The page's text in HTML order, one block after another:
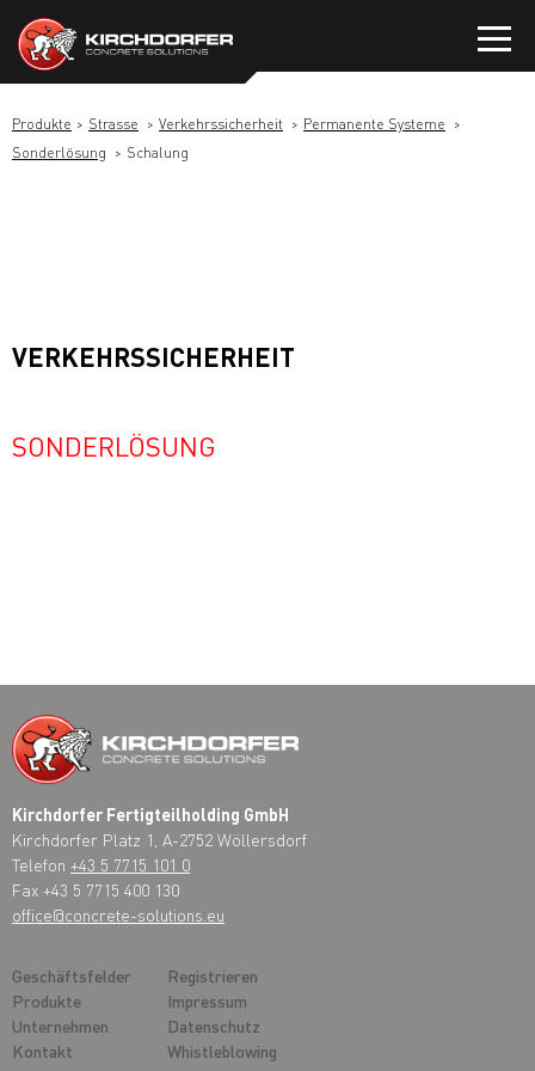
Inhalt
springen
Produkte Strasse Verkehrssicherheit
Permanente Systeme
Sonderlösung
Schalung
VERKEHRSSICHERHEIT
SONDERLÖSUNG
Kirchdorfer Fertigteilholding GmbH
Kirchdorfer Platz 1, A-2752 Wöllersdorf
Telefon +43 5 7715 101 0
Fax +43 5 7715 400 130
office@concrete-solutions.eu
Geschäftsfelder
Produkte
Unternehmen
Kontakt
Registrieren
Impressum
Datenschutz
Whistleblowing